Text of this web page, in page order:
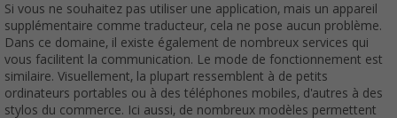
Si vous ne souhaitez pas utiliser une application, mais un appareil
supplémentaire comme traducteur, cela ne pose aucun problème.
Dans ce domaine, il existe également de nombreux services qui
vous facilitent la communication. Le mode de fonctionnement est
similaire. Visuellement, la plupart ressemblent à de petits
ordinateurs portables ou à des téléphones mobiles, d'autres à des
stylos du commerce. Ici aussi, de nombreux modèles permettent